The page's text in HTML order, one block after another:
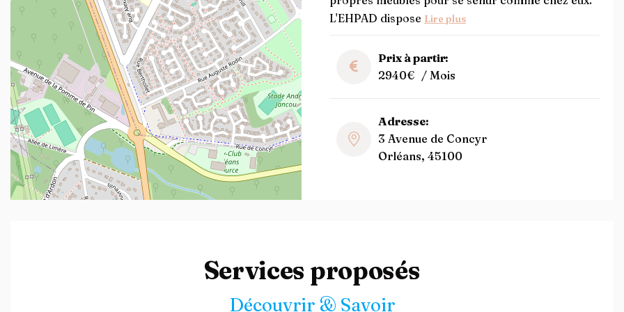
Leaflet| ©OpenStreetMap contributors
L'EHPAD dispose Lire plus
Prix à partir:
2940€ / Mois
Adresse:
3 Avenue de Concyr
Orléans, 45100
Services proposés
Découvrir & Savoir